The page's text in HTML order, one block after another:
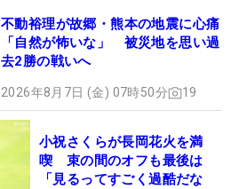
不動裕理が故郷・熊本の地震に心痛
「自然が怖いな」 被災地を思い過
去2勝の戦いへ
2026年8月7日 (金) 07時50分 19
小祝さくらが長岡花火を満
喫 束の間のオフも最後は
「見るってすごく過酷だな